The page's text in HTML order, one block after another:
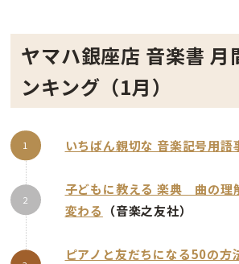
ヤマハ銀座店 音楽書 月
ンキング（1月）
いちばん親切な 音楽記号用語
子どもに教える 楽典 曲の理
変わる
（音楽之友社）
ピアノと友だちになる50の方